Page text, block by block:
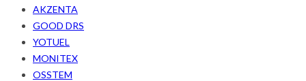
AKZENTA
GOOD DRS
YOTUEL
MONITEX
OSSTEM